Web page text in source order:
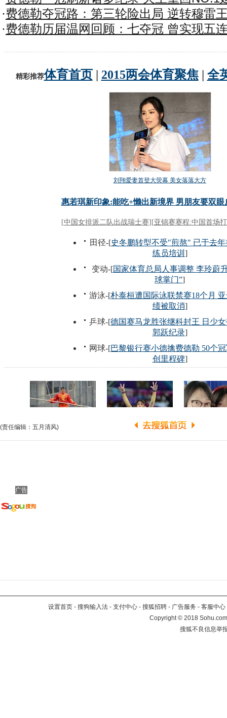
·费德勒夺冠路：第三轮险出局 逆转穆雷
·费德勒历届温网回顾：七夺冠 曾实现五
(责任编辑：五月清风)
广告
设置首页 - 搜狗输入法 - 支付中心 - 搜狐招聘 - 广告服务 - 客服中心
Copyright©2018
搜狐不良信息举